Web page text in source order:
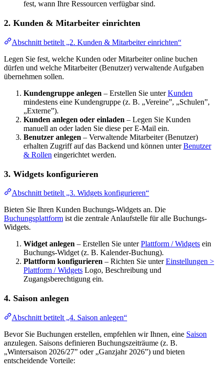
fest, wann Ihre Ressourcen verfügbar sind.
2. Kunden & Mitarbeiter einrichten
Abschnitt betitelt „2. Kunden & Mitarbeiter einrichten“
Legen Sie fest, welche Kunden oder Mitarbeiter online buchen
dürfen und welche Mitarbeiter (Benutzer) verwaltende Aufgaben
übernehmen sollen.
Kundengruppe anlegen – Erstellen Sie unterKunden
mindestens eine Kundengruppe (z. B. „Vereine”, „Schulen”,
„Externe”).
Kunden anlegen oder einladen – Legen Sie Kunden
manuell an oder laden Sie diese per E-Mail ein.
Benutzer anlegen – Verwaltende Mitarbeiter (Benutzer)
erhalten Zugriff auf das Backend und können unterBenutzer
& Rollen eingerichtet werden.
3. Widgets konfigurieren
Abschnitt betitelt „3. Widgets konfigurieren“
Bieten Sie Ihren Kunden Buchungs-Widgets an. Die
Buchungsplattform ist die zentrale Anlaufstelle für alle Buchungs-
Widgets.
Widget anlegen – Erstellen Sie unterPlattform / Widgets ein
Buchungs-Widget (z. B. Kalender-Buchung).
Plattform konfigurieren – Richten Sie unterEinstellungen >
Plattform / Widgets Logo, Beschreibung und
Zugangsberechtigung ein.
4. Saison anlegen
Abschnitt betitelt „4. Saison anlegen“
Bevor Sie Buchungen erstellen, empfehlen wir Ihnen, eine Saison
anzulegen. Saisons definieren Buchungszeiträume (z. B.
„Wintersaison 2026/27” oder „Ganzjahr 2026”) und bieten
entscheidende Vorteile: